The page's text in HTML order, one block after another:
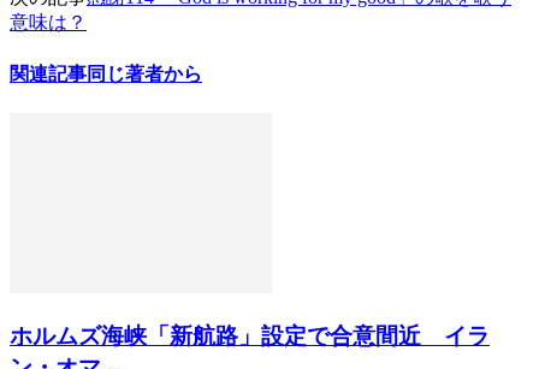
意味は？
関連記事同じ著者から
ホルムズ海峡「新航路」設定で合意間近 イラ